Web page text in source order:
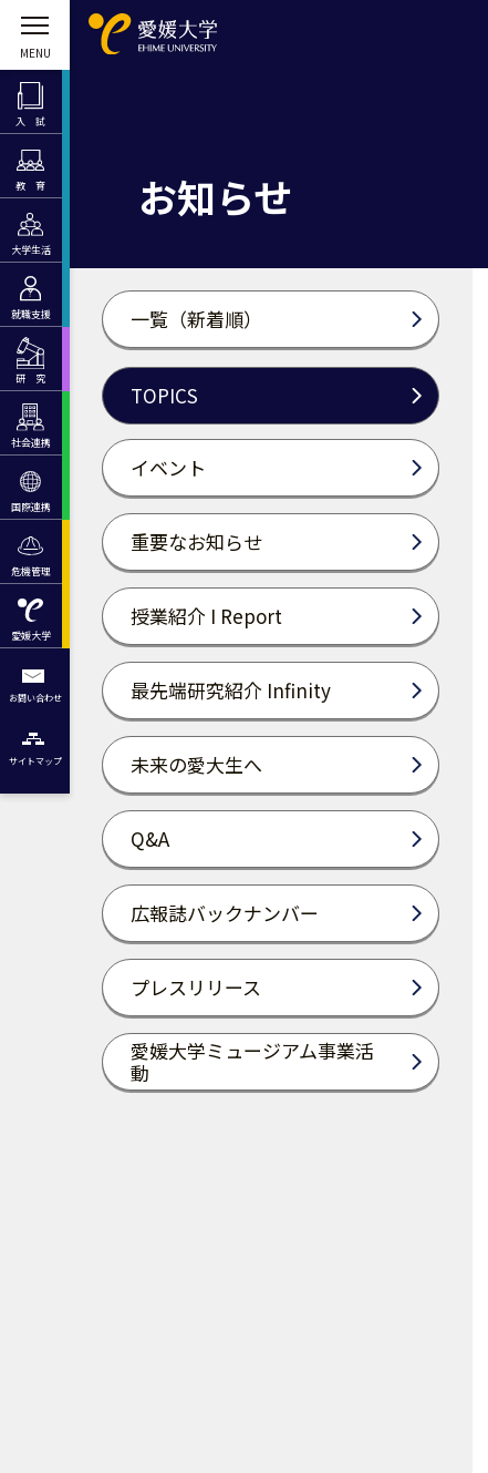
入 試
教 育
大学生活
就職支援
研 究
社会連携
国際連携
危機管理
愛媛大学
お問い合わせ
サイトマップ
お知らせ
一覧（新着順）
TOPICS
イベント
重要なお知らせ
授業紹介 I Report
最先端研究紹介 Infinity
未来の愛大生へ
Q&A
広報誌バックナンバー
プレスリリース
愛媛大学ミュージアム事業活
動